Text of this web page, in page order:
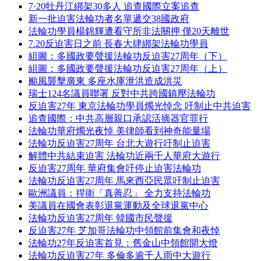
7·20牡丹江綁架30多人 追查國際立案追查
新一批迫害法輪功者名單遞交38國政府
法輪功學員楊錦輝遭看守所非法關押 僅20天離世
7.20反迫害日之前 長春大肆綁架法輪功學員
組圖：多國政要聲援法輪功反迫害27周年（下）
組圖：多國政要聲援法輪功反迫害27周年（上）
颱風襲擊廣東 多座水庫泄洪造成洪災
瑞士124名議員聯署 反對中共跨國鎮壓法輪功
反迫害27年 東京法輪功學員燭光悼念 吁制止中共迫害
追查國際：中共高層親口承認活摘器官罪行
法輪功華府燭光夜悼 美律師看到神奇能量場
法輪功反迫害27周年 台北大遊行吁制止迫害
解體中共結束迫害 法輪功近兩千人華府大遊行
反迫害27周年 華府集會吁停止迫害法輪功
法輪功反迫害27周年 馬來西亞民眾吁制止迫害
歐洲議員：捍衛「真善忍」 全力支持法輪功
美議員在國會表彰退黨運動及全球退黨中心
法輪功反迫害27周年 韓國市民聲援
反迫害27年 芝加哥法輪功中領館前集會和夜悼
法輪功27年反迫害首見：舊金山中領館開大燈
法輪功反迫害27年 多倫多逾千人雨中大遊行